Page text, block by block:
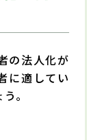
の法人化が
に適してい
。